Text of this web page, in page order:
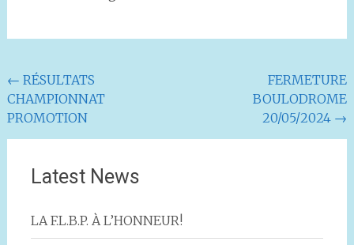
Navigation
de
l'article
← RÉSULTATS
CHAMPIONNAT
PROMOTION
FERMETURE
BOULODROME
20/05/2024 →
Latest News
LA F.L.B.P. À L’HONNEUR!